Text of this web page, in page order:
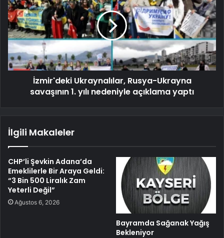
İzmir'deki Ukraynalılar, Rusya-Ukrayna
savaşının 1. yılı nedeniyle açıklama yaptı
İlgili Makaleler
CHP’li Şevkin Adana’da
Emeklilerle Bir Araya Geldi:
“3 Bin 500 Liralık Zam
Yeterli Değil”
Ağustos 6, 2026
Bayramda Sağanak Yağış
Bekleniyor